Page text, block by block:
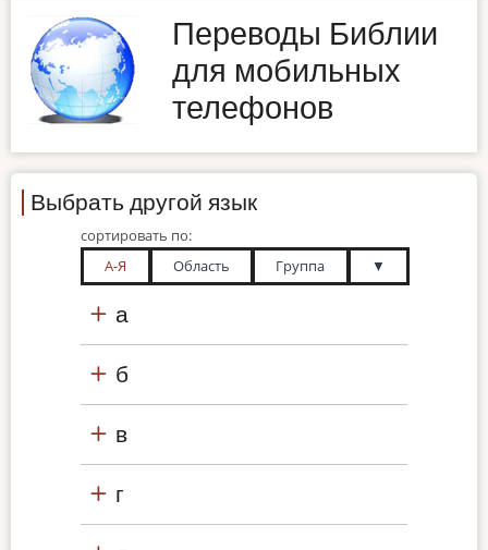
Переводы Библии
для мобильных
телефонов
Выбрать другой язык
сортировать по:
А-Я
Область Группа ▼
а
б
в
г